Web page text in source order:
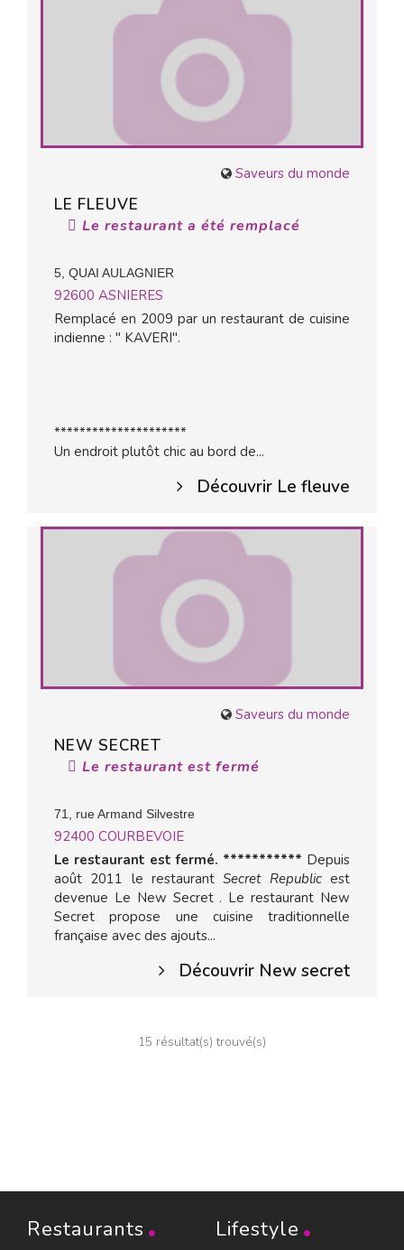
Saveurs du monde
LE FLEUVE
Le restaurant a été remplacé
5, QUAI AULAGNIER
92600 ASNIERES
Remplacé en 2009 par un restaurant de cuisine
indienne : " KAVERI".
*********************
Un endroit plutôt chic au bord de...
Découvrir Le fleuve
Saveurs du monde
NEW SECRET
Le restaurant est fermé
71, rue Armand Silvestre
92400 COURBEVOIE
Le restaurant est fermé. *********** Depuis
août 2011 le restaurant Secret Republicest
devenue Le New Secret . Le restaurant New
Secret propose une cuisine traditionnelle
française avec des ajouts...
Découvrir New secret
15 résultat(s) trouvé(s)
Restaurants Lifestyle